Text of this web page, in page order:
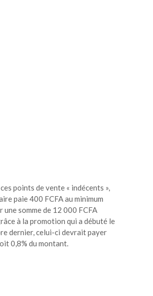
points de vente « indécents »,
paie 400 FCFA au minimum
somme de 12 000 FCFA
à la promotion qui a débuté le
dernier, celui-ci devrait payer
0,8% du montant.